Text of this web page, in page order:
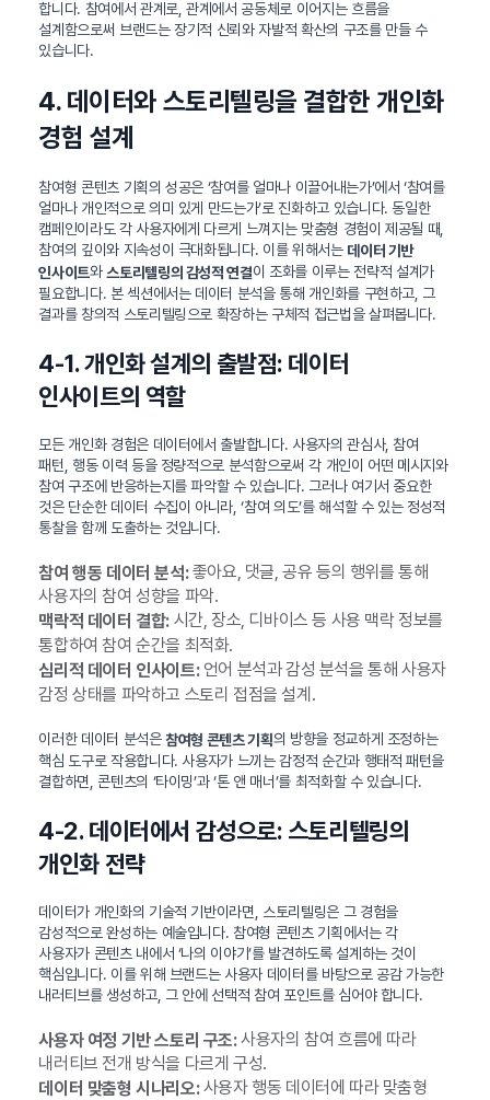
합니다. 참여에서 관계로, 관계에서 공동체로 이어지는 흐름을
설계함으로써 브랜드는 장기적 신뢰와 자발적 확산의 구조를 만들 수
있습니다.
4. 데이터와 스토리텔링을 결합한 개인화
경험 설계
참여형 콘텐츠 기획의 성공은 ‘참여를 얼마나 이끌어내는가’에서 ‘참여를
얼마나 개인적으로 의미 있게 만드는가’로 진화하고 있습니다. 동일한
캠페인이라도 각 사용자에게 다르게 느껴지는 맞춤형 경험이 제공될 때,
참여의 깊이와 지속성이 극대화됩니다. 이를 위해서는 데이터 기반
인사이트와 스토리텔링의 감성적 연결이 조화를 이루는 전략적 설계가
필요합니다. 본 섹션에서는 데이터 분석을 통해 개인화를 구현하고, 그
결과를 창의적 스토리텔링으로 확장하는 구체적 접근법을 살펴봅니다.
4-1. 개인화 설계의 출발점: 데이터
인사이트의 역할
모든 개인화 경험은 데이터에서 출발합니다. 사용자의 관심사, 참여
패턴, 행동 이력 등을 정량적으로 분석함으로써 각 개인이 어떤 메시지와
참여 구조에 반응하는지를 파악할 수 있습니다. 그러나 여기서 중요한
것은 단순한 데이터 수집이 아니라, ‘참여 의도’를 해석할 수 있는 정성적
통찰을 함께 도출하는 것입니다.
참여 행동 데이터 분석:좋아요, 댓글, 공유 등의 행위를 통해
사용자의 참여 성향을 파악.
맥락적 데이터 결합:시간, 장소, 디바이스 등 사용 맥락 정보를
통합하여 참여 순간을 최적화.
심리적 데이터 인사이트:언어 분석과 감성 분석을 통해 사용자
감정 상태를 파악하고 스토리 접점을 설계.
이러한 데이터 분석은참여형 콘텐츠 기획의 방향을 정교하게 조정하는
핵심 도구로 작용합니다. 사용자가 느끼는 감정적 순간과 행태적 패턴을
결합하면, 콘텐츠의 ‘타이밍’과 ‘톤 앤 매너’를 최적화할 수 있습니다.
4-2. 데이터에서 감성으로: 스토리텔링의
개인화 전략
데이터가 개인화의 기술적 기반이라면, 스토리텔링은 그 경험을
감성적으로 완성하는 예술입니다. 참여형 콘텐츠 기획에서는 각
사용자가 콘텐츠 내에서 ‘나의 이야기’를 발견하도록 설계하는 것이
핵심입니다. 이를 위해 브랜드는 사용자 데이터를 바탕으로 공감 가능한
내러티브를 생성하고, 그 안에 선택적 참여 포인트를 심어야 합니다.
사용자 여정 기반 스토리 구조:사용자의 참여 흐름에 따라
내러티브 전개 방식을 다르게 구성.
데이터 맞춤형 시나리오:사용자 행동 데이터에 따라 맞춤형